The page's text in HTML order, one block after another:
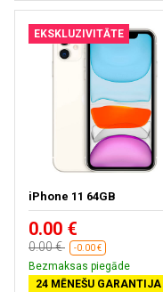
EKSKLUZIVITĀTE
iPhone 11 64GB
0.00 €
0.00 € -0.00 €
Bezmaksas piegāde
24 MĒNEŠU GARANTIJA